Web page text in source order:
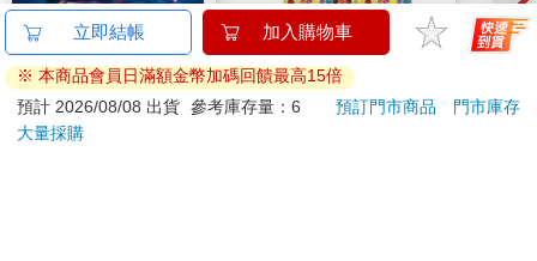
有點不舒服，但我沒說出來。」
現在，你正走在改變的起點，這條路會慢，但每一小步會推著你
往目標更進一步。
The Super Mario
Galaxy Movie:
Peach`s Birthday
Surprise: The Super
Mario Galaxy Movie
9 折 特價 444 元
加入購物車
World of Eric Carle-
My First Library Board
Book Block Set
9 折 特價 581
【
列-